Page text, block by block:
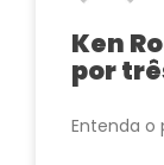
Ken
por
Entenda o